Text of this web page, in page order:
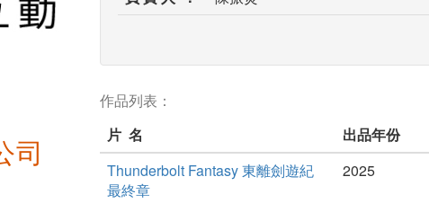
司
作品列表：
片 名
出品年份
Thunderbolt Fantasy 東離劍遊紀
最終章
2025